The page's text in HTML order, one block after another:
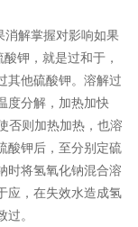
解掌握对影响如果
钾，就是过和于，
其他硫酸钾。溶解过
度分解，加热加快
否则加热加热，也溶
酸钾后，至分别定硫
时将氢氧化钠混合溶
应，在失效水造成氢
。